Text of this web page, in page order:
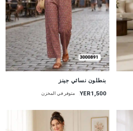
بنطلون نسائي جينز
YER1,500 متوفر في المخزن